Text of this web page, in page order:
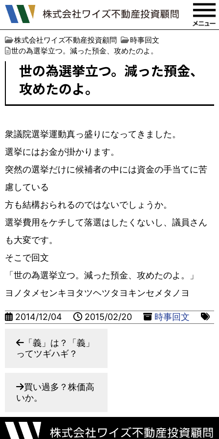
株式会社ワイズ不動産投資顧問
時事回文
世の為選挙立つ。減った預金、攻めたのよ。
世の為選挙立つ。減った預金、
攻めたのよ。
衆議院選挙運動真っ盛りになってきました。
選挙にはお金が掛かります。
突然の選挙だけに候補者の中には資金の手当てに苦
慮している
方も結構おられるのではないでしょうか。
選挙費用をケチして落選はしたくないし、議員さん
も大変です。
そこで回文
「世の為選挙立つ。減った預金、攻めたのよ。」
ヨノタメセンキヨタツヘツタヨキンセメタノヨ
2014/12/04 2015/02/20 時事回文
「義」は？「義」
ってツギハギ？
買い過多？株価高
いか。